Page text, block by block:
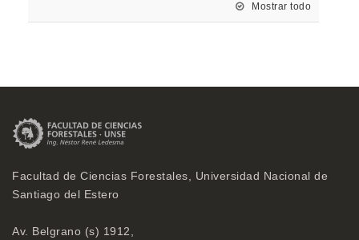
Mostrar todo
Facultad de Ciencias Forestales, Universidad Nacional de
Santiago del Estero
Av. Belgrano (s) 1912,